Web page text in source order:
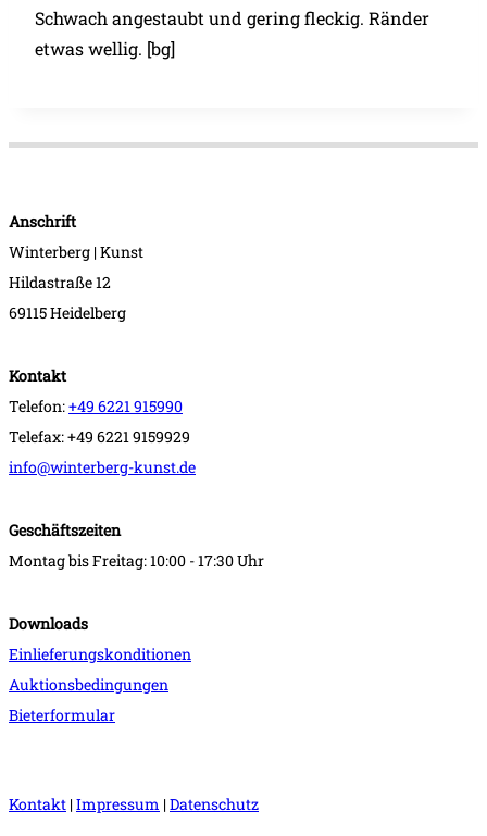
Schwach angestaubt und gering fleckig. Ränder
etwas wellig. [bg]
Anschrift
Winterberg | Kunst
Hildastraße 12
69115 Heidelberg
Kontakt
Telefon:+49 6221 915990
Telefax: +49 6221 9159929
info@winterberg-kunst.de
Geschäftszeiten
Montag bis Freitag: 10:00 - 17:30 Uhr
Downloads
Einlieferungskonditionen
Auktionsbedingungen
Bieterformular
Kontakt |Impressum |Datenschutz